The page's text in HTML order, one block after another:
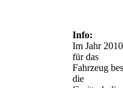
Info:
Im Jahr
für das
Fahrzeug
die